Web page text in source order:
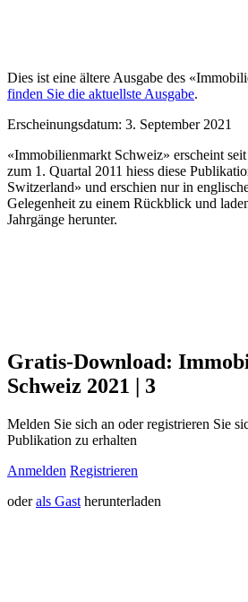
Dies ist eine ältere Ausgabe des
finden Sie die aktuellste Ausgabe.
Erscheinungsdatum: 3. September 2021
«Immobilienmarkt Schweiz» erscheint
zum 1. Quartal 2011 hiess diese
Switzerland» und erschien nur in
Gelegenheit zu einem Rückblick und
Jahrgänge herunter.
Gratis-Download:
Schweiz 2021 | 3
Melden Sie sich an oder regis­trieren Sie
Publikation zu erhalten
Anmelden Registrieren
oderals Gast herun­ter­laden